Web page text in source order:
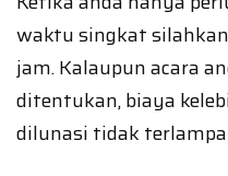
waktu singkat
jam. Kalaupun acara
ditentukan, biaya
dilunasi tidak